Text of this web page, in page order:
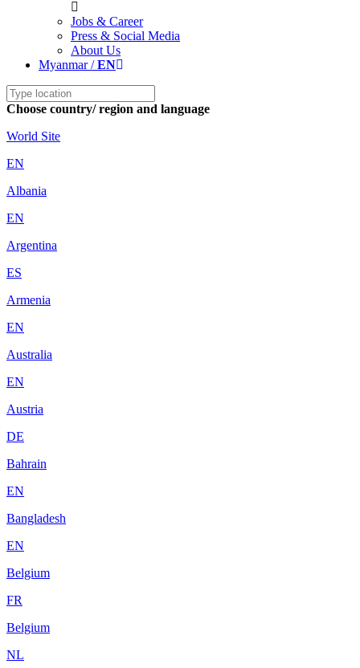
Jobs & Career
Press & Social Media
About Us
Myanmar /EN
Choose country/ region and language
World Site
EN
Albania
EN
Argentina
ES
Armenia
EN
Australia
EN
Austria
DE
Bahrain
EN
Bangladesh
EN
Belgium
FR
Belgium
NL